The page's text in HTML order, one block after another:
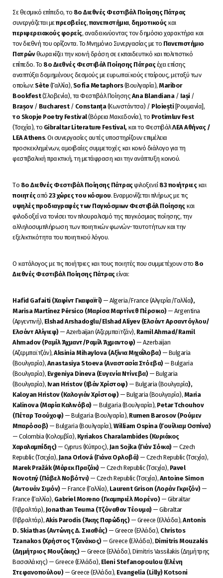
Σε θεσμικό επίπεδο, το 8o Διεθνές Φεστιβάλ Ποίησης Πάτρας
συνεργάζεται μεπρεσβείες,πανεπιστήμια, δημοτικούςκαι
περιφερειακούς φορείς, αναδεικνύοντας τον δημόσιο χαρακτήρα και
τον διεθνή του ορίζοντα. Το Μνημόνιο Συνεργασίας με το Πανεπιστήμιο
Πατρώνθωρακίζει την κοινή δράση σε εκπαιδευτικό και πολιτιστικό
επίπεδο. Το 8o Διεθνές Φεστιβάλ Ποίησης Πάτραςέχει επίσης
αναπτύξει δομημένους δεσμούς με ευρωπαϊκούς εταίρους, μεταξύ των
οποίων: Sète (Γαλλία), Sofia Metaphors(Βουλγαρία), Maribor
Bookfest(Σλοβενία), τα Φεστιβάλ Ποίησης Ana Blandiana/ Iași /
Brașov/ Bucharest/ Constanța(Κωνστάντσα) / Ploiești [Ρουμανία],
το Skopje Poetry Festival(Βόρεια Μακεδονία), το Protimluv Fest
(Τσεχία), το Gibraltar Literature Festival, και το ΦεστιβάλΛΕΑ Αθήνας /
LEAAthens. Οι συνεργασίες αυτές υποστηρίζουν επιμέλεια
προσκεκλημένων, αμοιβαίες συμμετοχές και κοινό διάλογο για τη
φεστιβαλική πρακτική, τη μετάφραση και την ανάπτυξη κοινού.
Tο 8o Διεθνές Φεστιβάλ Ποίησης Πάτραςφιλοξενεί 83 ποιήτριες και
ποιητέςαπό 23 χώρες του κόσμου. Εναρμονίζεται πλήρως με τις
υψηλές προδιαγραφές των Παγκόσμιων Φεστιβάλ Ποίησηςκαι
φιλοδοξεί να τονίσει τον πλουραλισμό της παγκόσμιας ποίησης, την
αλληλοσυμπλήρωση των ποιητικών φωνών-ταυτοτήτων και την
εξελικτικότητα του ποιητικού λόγου.
Ο κατάλογος με τις ποιήτριες και τους ποιητές που συμμετέχουν στο 8o
Διεθνές Φεστιβάλ Ποίησης Πάτραςείναι:
Hafid Gafaiti (Χαφίντ Γκαφαϊτί) — Algeria/France (Αλγερία/Γαλλία),
Marisa Martínez Pérsico (Μαρίσα Μαρτίνεθ Πέρσικο) — Argentina
(Αργεντινή), Elshad Arshadoglu/Elshad Aliyev (Ελσάντ Αρσαντόγλου/
Ελσάντ Αλίγιεφ) — Azerbaijan (Αζερμπαϊτζάν), Ramil Ahmad/Ramil
Ahmadov (Ραμίλ Άχμαντ/Ραμίλ Άχμαντοφ) — Azerbaijan
(Αζερμπαϊτζάν), Aksinia Mihaylova (Αξίνια Μιχαΐλοβα) — Bulgaria
(Βουλγαρία), Anastasiya Stoeva (Αναστασία Στόεβα) — Bulgaria
(Βουλγαρία), Evgeniya Dineva (Ευγενία Ντίνεβα) — Bulgaria
(Βουλγαρία), Ivan Hristov (Ιβάν Χρίστοφ) — Bulgaria (Βουλγαρία),
Kaloyan Hristov (Καλογιάν Χρίστοφ) — Bulgaria (Βουλγαρία), Maria
Kalinova (Μαρία Καλινόβα) — Bulgaria (Βουλγαρία), Petar Tchouhov
(Πέταρ Τσούχοφ) — Bulgaria (Βουλγαρία), Rumen Barosov (Ρούμεν
Μπαρόσοβ) — Bulgaria (Βουλγαρία), William Ospina (Γουίλιαμ Οσπίνα)
— Colombia (Κολομβία), Kyriakos Charalambides (Κυριάκος
Χαραλαμπίδης) — Cyprus (Κύπρος), Jan Sojka (Γιάν Σόικα) — Czech
Republic (Τσεχία), Jana Orlová (Γιάνα Ορλοβά) — Czech Republic (Τσεχία),
Marek Pražák (Μάρεκ Πραζάκ) — Czech Republic (Τσεχία), Pavel
Novotný (Πάβελ Νοβότνι) — Czech Republic (Τσεχία), Antoine Simon
(Αντουάν Σιμόν) — France (Γαλλία), Laurent Grison (Λοράν Γκριζόν) —
France (Γαλλία), Gabriel Moreno (Γκαμπριέλ Μορένο) — Gibraltar
(Γιβραλτάρ), Jonathan Teuma (Τζόναθαν Τέουμα) — Gibraltar
(Γιβραλτάρ), Akis Parodis (Άκης Παρώδης) — Greece (Ελλάδα), Antonis
D. Skiathas (Αντώνης Δ. Σκιαθάς) — Greece (Ελλάδα), Christos
Tzanakos (Χρήστος Τζανάκος) — Greece (Ελλάδα), Dimitris Mouzakis
(Δημήτριος Μουζάκης) — Greece (Ελλάδα), Dimitris Vassilakis (Δημήτρης
Βασσιλάκης) — Greece (Ελλάδα), Eleni Stefanopoulou (Ελένη
Στεφανοπούλου) — Greece (Ελλάδα), Evangelia (Lilly) Kotsoni